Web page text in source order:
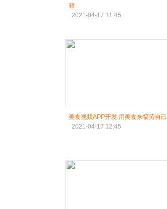
籍
2021-04-17 11:45
美食视频APP开发 用美食来犒劳自己
2021-04-17 12:45